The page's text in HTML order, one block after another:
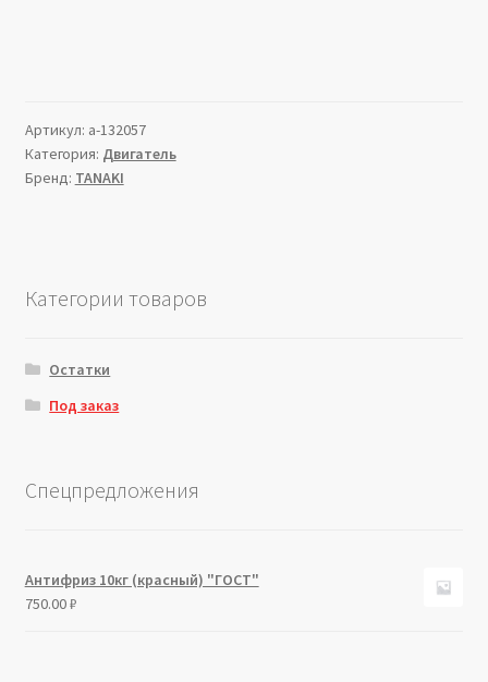
Артикул: a-132057
Категория: Двигатель
Бренд: TANAKI
Категории товаров
Остатки
Под заказ
Спецпредложения
Антифриз 10кг (красный) "ГОСТ"
750.00₽